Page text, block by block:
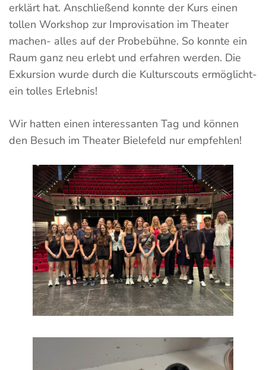
erklärt hat. Anschließend konnte der Kurs einen
tollen Workshop zur Improvisation im Theater
machen- alles auf der Probebühne. So konnte ein
Raum ganz neu erlebt und erfahren werden. Die
Exkursion wurde durch die Kulturscouts ermöglicht-
ein tolles Erlebnis!
Wir hatten einen interessanten Tag und können
den Besuch im Theater Bielefeld nur empfehlen!